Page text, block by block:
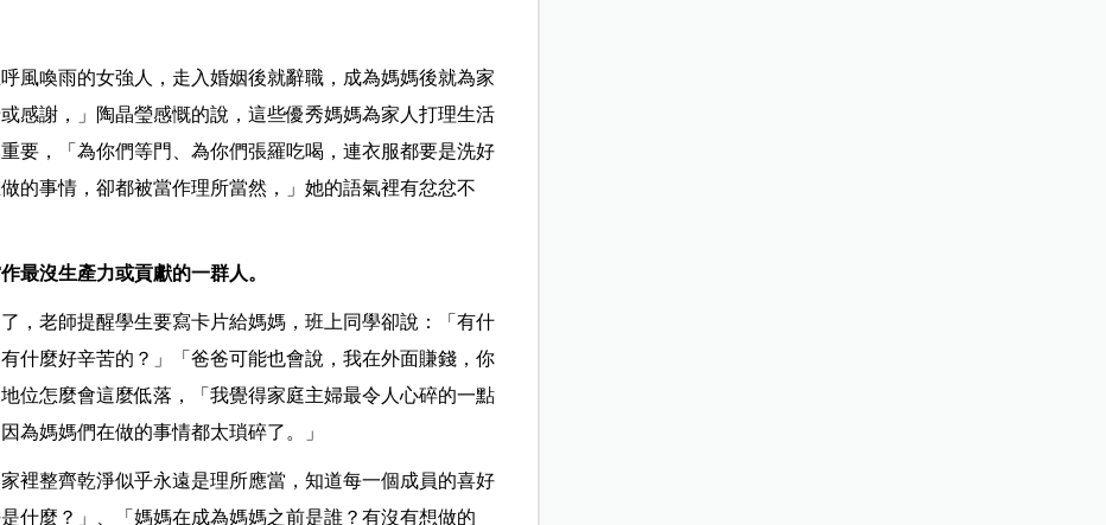
風喚雨的女強人，走入婚姻後就辭職，成為媽媽後就為家
感謝，」陶晶瑩感慨的說，這些優秀媽媽為家人打理生活
要，「為你們等門、為你們張羅吃喝，連衣服都要是洗好
的事情，卻都被當作理所當然，」她的語氣裡有忿忿不
最沒生產力或貢獻的一群人。
，老師提醒學生要寫卡片給媽媽，班上同學卻說：「有什
什麼好辛苦的？」「爸爸可能也會說，我在外面賺錢，你
位怎麼會這麼低落，「我覺得家庭主婦最令人心碎的一點
為媽媽們在做的事情都太瑣碎了。」
裡整齊乾淨似乎永遠是理所應當，知道每一個成員的喜好
什麼？」、「媽媽在成為媽媽之前是誰？有沒有想做的